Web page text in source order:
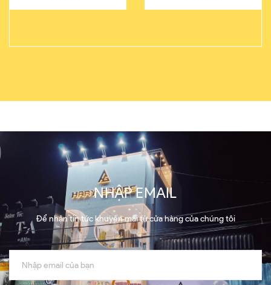
NHẬP EMAIL
Để nhận tin tức khuyến mãi từ cửa hàng của chúng tôi